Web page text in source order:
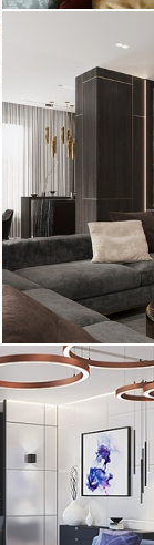
оттенках.
проекта -
Проект 2022
Современный